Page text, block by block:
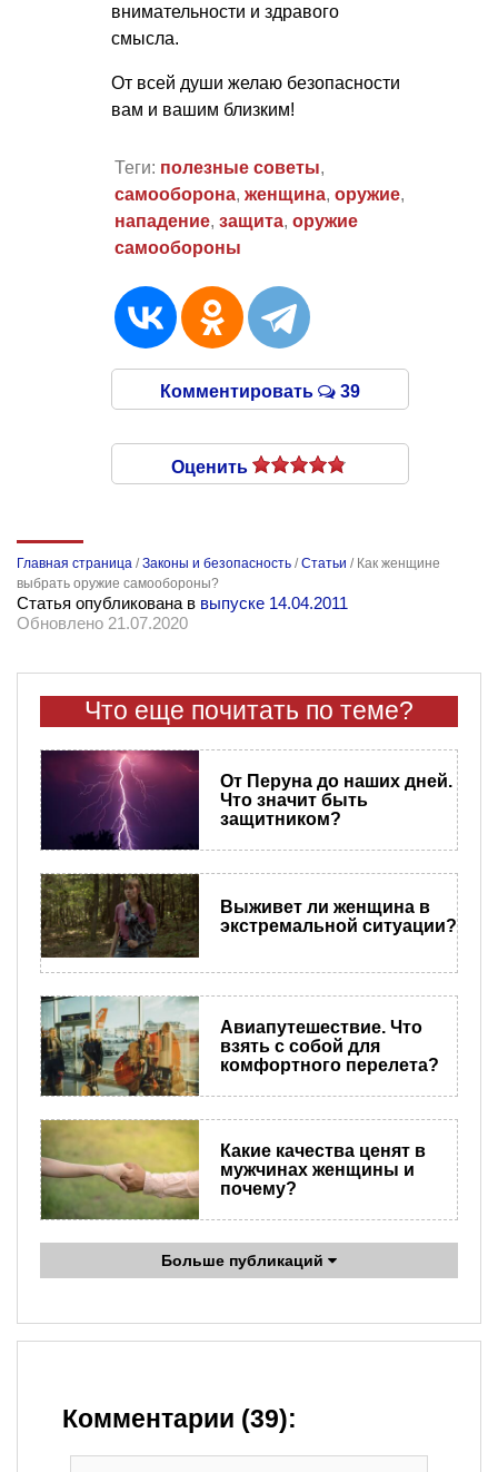
внимательности и здравого
смысла.
От всей души желаю безопасности
вам и вашим близким!
Теги: полезные советы,
самооборона, женщина, оружие,
нападение, защита, оружие
самообороны
Комментировать 39
Оценить
Главная страница /Законы и безопасность /Статьи / Как женщине
выбрать оружие самообороны?
Статья опубликована в выпуске 14.04.2011
Обновлено 21.07.2020
Что еще почитать по теме?
От Перуна до наших дней.
Что значит быть
защитником?
Выживет ли женщина в
экстремальной ситуации?
Авиапутешествие. Что
взять с собой для
комфортного перелета?
Какие качества ценят в
мужчинах женщины и
почему?
Больше публикаций
Комментарии (39):